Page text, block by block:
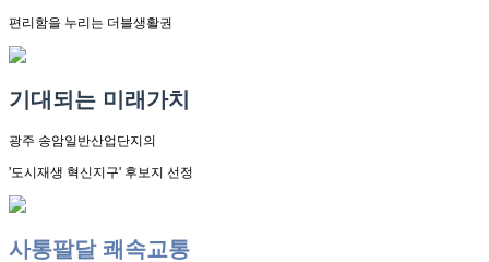
편리함을 누리는 더블생활권
기대되는 미래가치
광주 송암일반산업단지의
'도시재생 혁신지구' 후보지 선정
사통팔달 쾌속교통